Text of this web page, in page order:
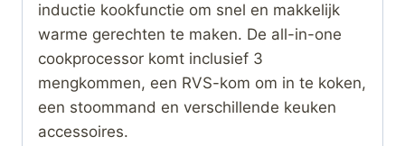
inductie kookfunctie om snel en makkelijk
warme gerechten te maken. De all-in-one
cookprocessor komt inclusief 3
mengkommen, een RVS-kom om in te koken,
een stoommand en verschillende keuken
accessoires.